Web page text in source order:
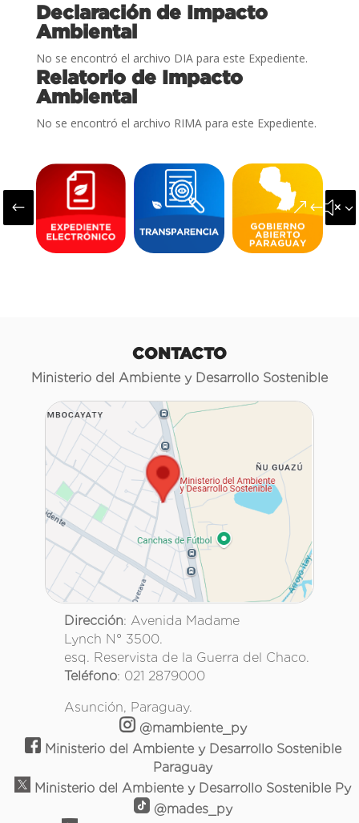
Declaración de Impacto
Ambiental
No se encontró el archivo DIA para este Expediente.
Relatorio de Impacto
Ambiental
No se encontró el archivo RIMA para este Expediente.
#
CONTACTO
Ministerio del Ambiente y Desarrollo Sostenible
Dirección: Avenida Madame
Lynch N° 3500.
esq. Reservista de la Guerra del Chaco.
Teléfono: 021 2879000
Asunción, Paraguay.
@mambiente_py
Ministerio del Ambiente y Desarrollo Sostenible
Paraguay
Ministerio del Ambiente y Desarrollo Sostenible Py
@mades_py